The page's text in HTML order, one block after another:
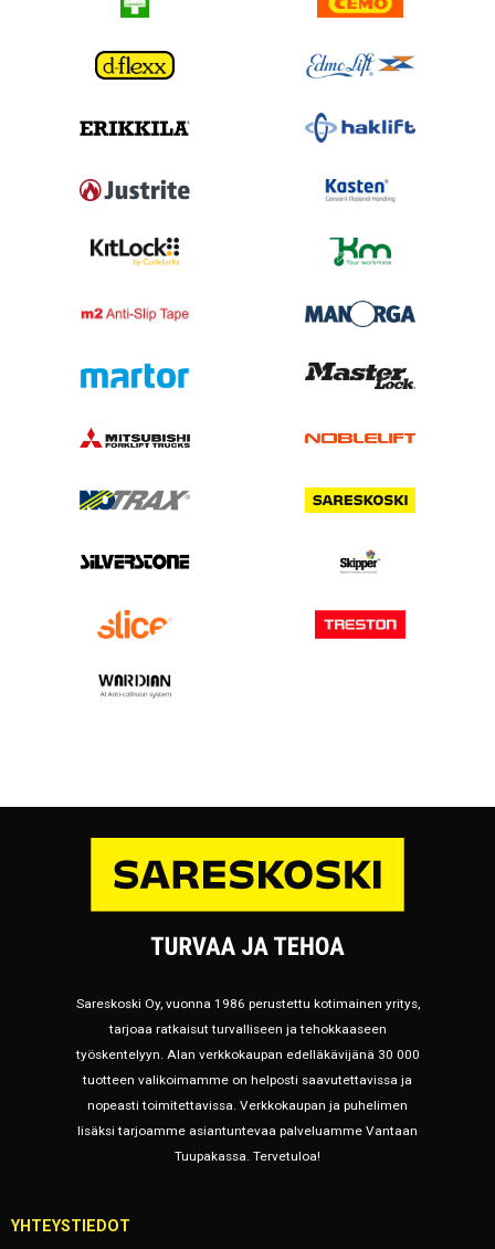
Sareskoski Oy, vuonna 1986 perustettu kotimainen yritys,
tarjoaa ratkaisut turvalliseen ja tehokkaaseen
työskentelyyn. Alan verkkokaupan edelläkävijänä 30 000
tuotteen valikoimamme on helposti saavutettavissa ja
nopeasti toimitettavissa. Verkkokaupan ja puhelimen
lisäksi tarjoamme asiantuntevaa palveluamme Vantaan
Tuupakassa. Tervetuloa!
YHTEYSTIEDOT